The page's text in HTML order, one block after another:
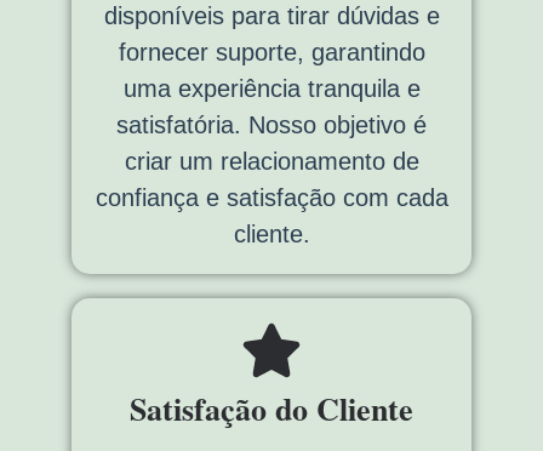
disponíveis para tirar dúvidas e
fornecer suporte, garantindo
uma experiência tranquila e
satisfatória. Nosso objetivo é
criar um relacionamento de
confiança e satisfação com cada
cliente.
Satisfação do Cliente